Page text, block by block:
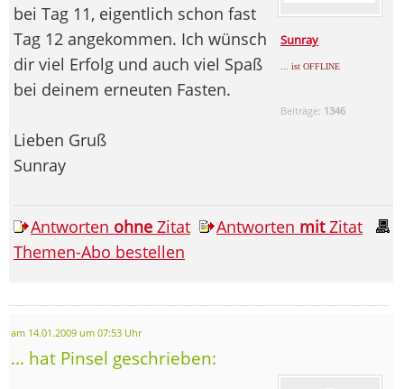
Sunray
... ist OFFLINE
Beiträge: 1346
bei Tag 11, eigentlich schon fast
Tag 12 angekommen. Ich wünsch
dir viel Erfolg und auch viel Spaß
bei deinem erneuten Fasten.
Lieben Gruß
Sunray
Antworten ohne Zitat Antworten mitZitat
Themen-Abo bestellen
am 14.01.2009 um 07:53 Uhr
... hat Pinsel geschrieben: